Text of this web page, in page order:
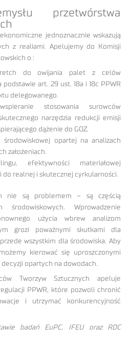
przetwórstwa
jednoznacznie wskazują
z realiami. Apelujemy do Komisji
o :
do owijania palet z celów
art. 29 ust. 18a i 18c PPWR
delegowanego.
stosowania surowców
narzędzia redukcji emisji
dążenie do GOZ.
środowiskowej opartej na analizach
założeniach.
efektywności materiałowej
do realnej i skutecznej cyrkularności.
nie są problemem – są częścią
środowiskowych. Wprowadzenie
użycia wbrew analizom
grozi poważnymi skutkami dla
wszystkim dla środowiska. Aby
kierować się uproszczonymi
opartych na dowodach.
Tworzyw Sztucznych apeluje
PPWR, które pozwoli chronić
i utrzymać konkurencyjność
badań EuPC, IFEU oraz RDC